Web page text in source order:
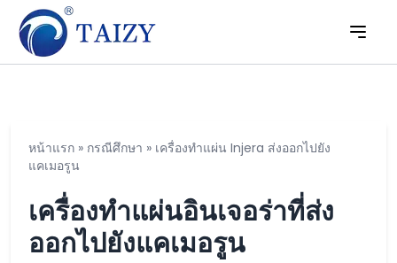
หน้าแรก » กรณีศึกษา » เครื่องทำแผ่น Injera ส่งออกไปยัง
แคเมอรูน
เครื่องทำแผ่นอินเจอร่าที่ส่ง
ออกไปยังแคเมอรูน